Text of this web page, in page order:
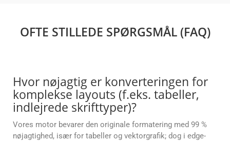
OFTE STILLEDE SPØRGSMÅL (FAQ)
Hvor nøjagtig er konverteringen for
komplekse layouts (f.eks. tabeller,
indlejrede skrifttyper)?
Vores motor bevarer den originale formatering med 99 %
nøjagtighed, især for tabeller og vektorgrafik; dog i edge-